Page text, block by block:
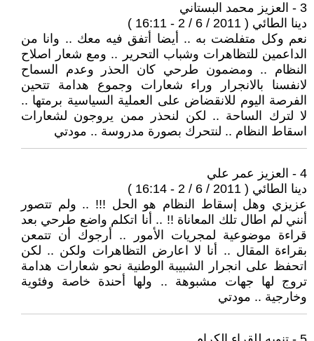
3 - العزيز محمد البستاني
دينا الطائي ( 2011 / 6 / 2 - 16:11 )
نعم وكل متفلضت به .. أيضا أتفق فيه معك .. وانا من
الداعمين للتظاهرات وشباب التحرير .. ومع شعار اصلاح
النظام .. ومضمون طرحي كان الحذر وعدم السماح
لانفسنا بالانجرار وراء شعارات وجموع هدامة تتحين
الفرصة اليوم للانقضاض على العملية السياسية برمتها ..
لا لترك الساحة .. لكن لنحذر ممن يروجون لشعارات
اسقاط النظام .. لنتحرك بصورة مدروسة .. مودتي
4 - العزيز عمر علي
دينا الطائي ( 2011 / 6 / 2 - 16:14 )
عزيزي وهل إسقاط النظام هو الحل !!! .. ولم تتصور
أنني لم اطال تلك المعاناة !! .. أنا اتكلم واضع طرحي بعد
قراءة موضوعية لمجريات الأمور .. أرجوك أن تتمعن
بقراءة المقال .. أنا لا اعارض التظاهرات ولكن .. لكن
اتحفظ على انجرار الشبيبة الوطنية نحو شعارات هدامة
تروج لها جهات مشبوهة .. ولها أحندة خاصة وفئوية
وخارجية .. مودتي